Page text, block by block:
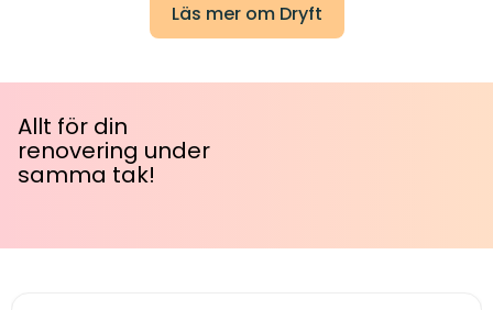
Läs mer om Dryft
Allt för din
renovering under
samma tak!